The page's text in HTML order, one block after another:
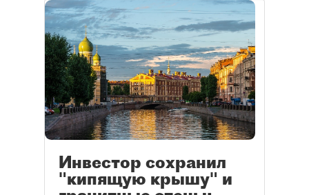
Инвестор сохранил
"кипящую крышу" и